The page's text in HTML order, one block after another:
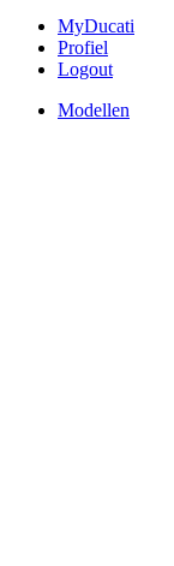
MyDucati
Profiel
Logout
Modellen